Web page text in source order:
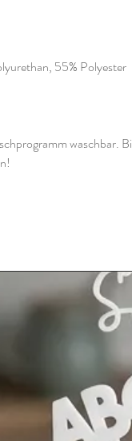
55% Polyester
waschbar.